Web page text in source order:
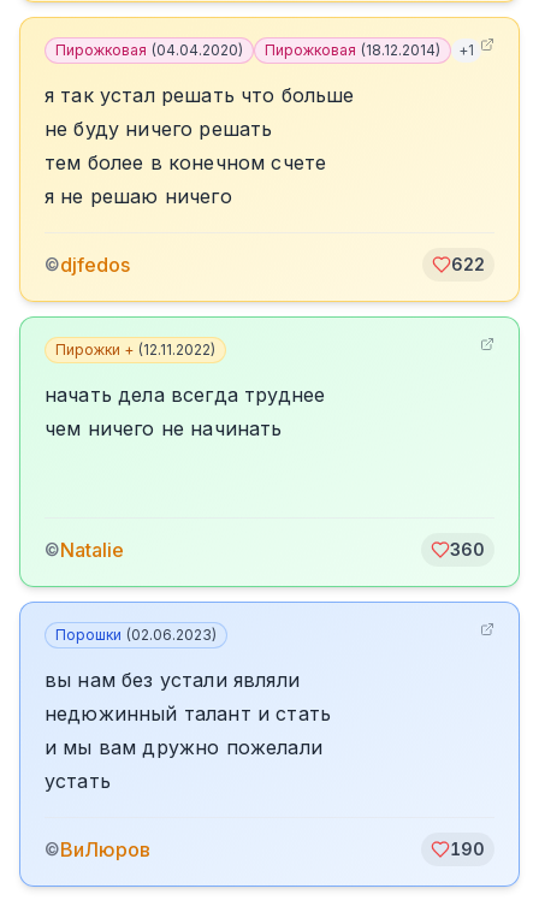
Пирожковая (04.04.2020) Пирожковая (18.12.2014) +1
я так устал решать что больше
не буду ничего решать
тем более в конечном счете
я не решаю ничего
©djfedos 622
Пирожки + (12.11.2022)
начать дела всегда труднее
чем ничего не начинать
©Natalie 360
Порошки (02.06.2023)
вы нам без устали являли
недюжинный талант и стать
и мы вам дружно пожелали
устать
©ВиЛюров 190